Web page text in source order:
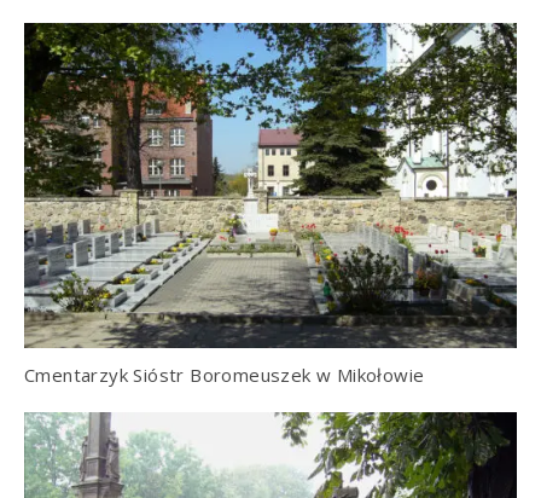
Cmentarzyk Sióstr Boromeuszek w Mikołowie